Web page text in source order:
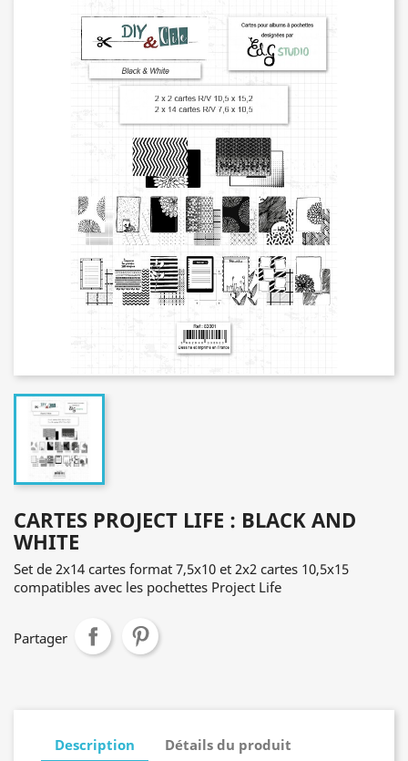
CARTES PROJECT LIFE : BLACK AND
WHITE
Set de 2x14 cartes format 7,5x10 et 2x2 cartes 10,5x15
compatibles avec les pochettes Project Life
Partager
Description Détails du produit